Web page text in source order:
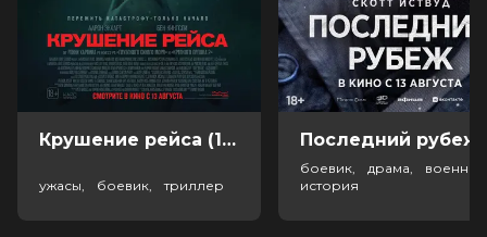
Крушение рейса (18+)
ужасы, боевик, триллер
боевик, драма,
история